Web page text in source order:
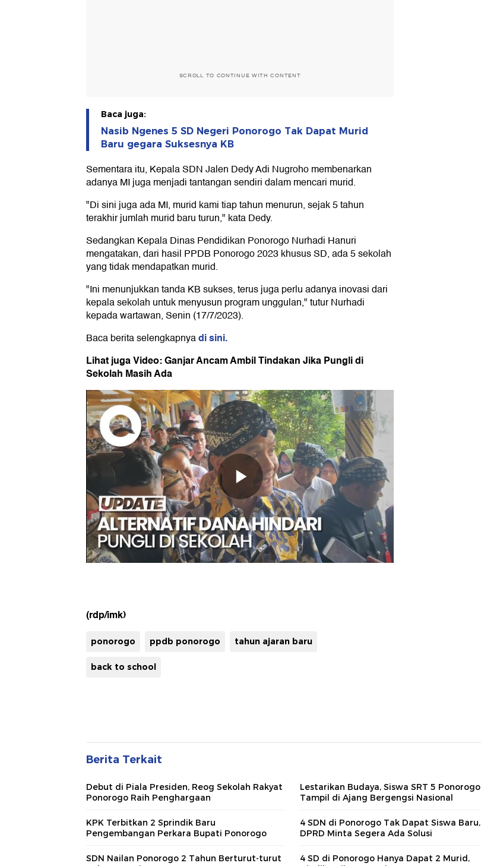
SCROLL TO CONTINUE WITH CONTENT
Baca juga:
Nasib Ngenes 5 SD Negeri Ponorogo Tak Dapat Murid
Baru gegara Suksesnya KB
Sementara itu, Kepala SDN Jalen Dedy Adi Nugroho membenarkan
adanya MI juga menjadi tantangan sendiri dalam mencari murid.
"Di sini juga ada MI, murid kami tiap tahun menurun, sejak 5 tahun
terakhir jumlah murid baru turun," kata Dedy.
Sedangkan Kepala Dinas Pendidikan Ponorogo Nurhadi Hanuri
mengatakan, dari hasil PPDB Ponorogo 2023 khusus SD, ada 5 sekolah
yang tidak mendapatkan murid.
"Ini menunjukkan tanda KB sukses, terus juga perlu adanya inovasi dari
kepala sekolah untuk menyusun program unggulan," tutur Nurhadi
kepada wartawan, Senin (17/7/2023).
Baca berita selengkapnyadi sini.
Lihat juga Video: Ganjar Ancam Ambil Tindakan Jika Pungli di
Sekolah Masih Ada
(rdp/imk)
ponorogo ppdb ponorogo tahun ajaran baru
back to school
Berita Terkait
Debut di Piala Presiden, Reog Sekolah Rakyat
Ponorogo Raih Penghargaan
Lestarikan Budaya, Siswa SRT 5 Ponorogo
Tampil di Ajang Bergengsi Nasional
KPK Terbitkan 2 Sprindik Baru
Pengembangan Perkara Bupati Ponorogo
4 SDN di Ponorogo Tak Dapat Siswa Baru,
DPRD Minta Segera Ada Solusi
SDN Nailan Ponorogo 2 Tahun Berturut-turut
4 SD di Ponorogo Hanya Dapat 2 Murid,